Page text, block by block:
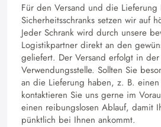
Für den Versand und die Lieferung
Sicherheitsschranks setzen wir auf
Jeder Schrank wird durch unsere
Logistikpartner direkt an den
geliefert. Der Versand erfolgt in
Verwendungsstelle. Sollten Sie
an die Lieferung haben, z. B. einen
kontaktieren Sie uns gerne im
einen reibungslosen Ablauf, damit
pünktlich bei Ihnen ankommt.